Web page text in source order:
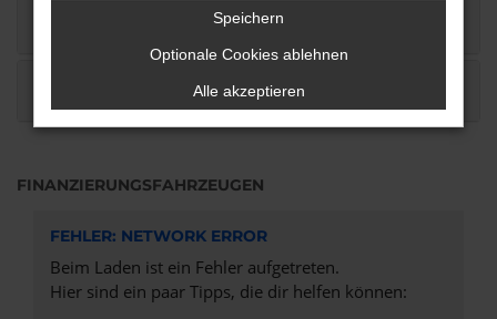
ICH HABE EINE LÄNGERE ANREISE. KÖNNEN
WIR DIE ANFRAGE VORAB DIGITAL KLÄREN?
KANN ICH MEINEN ALTEN AUCH VORAB VON
EUCH BEWERTEN LASSEN?
FINANZIERUNGSFAHRZEUGEN
FEHLER: NETWORK ERROR
Beim Laden ist ein Fehler aufgetreten.
Hier sind ein paar Tipps, die dir helfen können:
Speichern
Optionale Cookies ablehnen
Alle akzeptieren